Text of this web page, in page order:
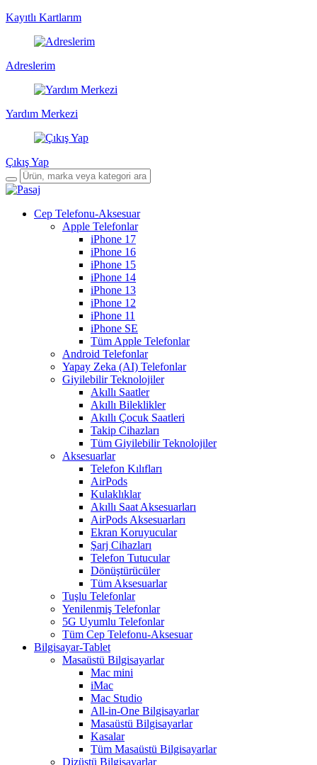
Kayıtlı Kartlarım
Adreslerim
Yardım Merkezi
Çıkış Yap
Cep Telefonu-Aksesuar
Apple Telefonlar
iPhone 17
iPhone 16
iPhone 15
iPhone 14
iPhone 13
iPhone 12
iPhone 11
iPhone SE
Tüm Apple Telefonlar
Android Telefonlar
Yapay Zeka (AI) Telefonlar
Giyilebilir Teknolojiler
Akıllı Saatler
Akıllı Bileklikler
Akıllı Çocuk Saatleri
Takip Cihazları
Tüm Giyilebilir Teknolojiler
Aksesuarlar
Telefon Kılıfları
AirPods
Kulaklıklar
Akıllı Saat Aksesuarları
AirPods Aksesuarları
Ekran Koruyucular
Şarj Cihazları
Telefon Tutucular
Dönüştürücüler
Tüm Aksesuarlar
Tuşlu Telefonlar
Yenilenmiş Telefonlar
5G Uyumlu Telefonlar
Tüm Cep Telefonu-Aksesuar
Bilgisayar-Tablet
Masaüstü Bilgisayarlar
Mac mini
iMac
Mac Studio
All-in-One Bilgisayarlar
Masaüstü Bilgisayarlar
Kasalar
Tüm Masaüstü Bilgisayarlar
Dizüstü Bilgisayarlar